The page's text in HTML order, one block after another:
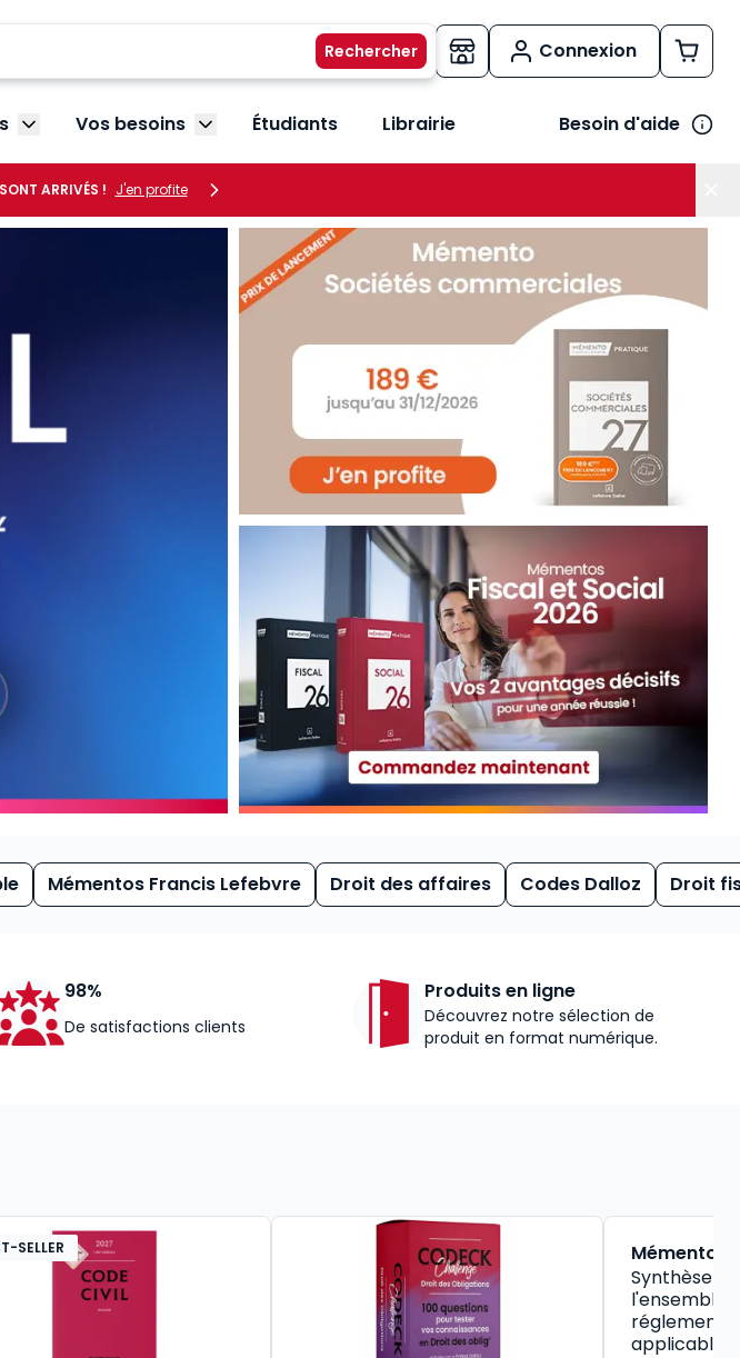
Connexion
Afficher le sous-menu Vos métiers
Vos besoins Afficher le sous-menu Vos besoins
Étudiants Librairie Besoin d'aide
ARRIVÉS ! J'en profite
Mémentos Francis Lefebvre Droit des affaires Codes Dalloz Droit
98%
De satisfactions clients
Produits en ligne
Découvrez notre sélection de
produit en format numérique.
SELLER BEST-SELLER
Mémento
Synthèse
l'ensemble
applicable